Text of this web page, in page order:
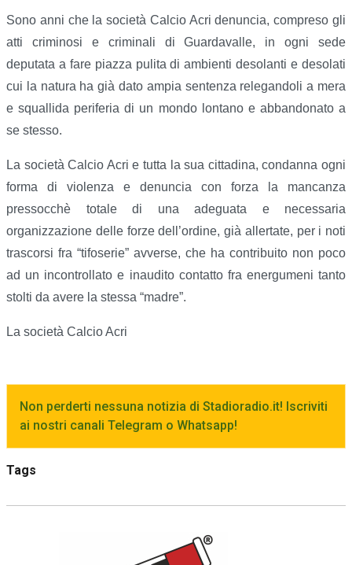
Sono anni che la società Calcio Acri denuncia, compreso gli
atti criminosi e criminali di Guardavalle, in ogni sede
deputata a fare piazza pulita di ambienti desolanti e desolati
cui la natura ha già dato ampia sentenza relegandoli a mera
e squallida periferia di un mondo lontano e abbandonato a
se stesso.
La società Calcio Acri e tutta la sua cittadina, condanna ogni
forma di violenza e denuncia con forza la mancanza
pressocchè totale di una adeguata e necessaria
organizzazione delle forze dell’ordine, già allertate, per i noti
trascorsi fra “tifoserie” avverse, che ha contribuito non poco
ad un incontrollato e inaudito contatto fra energumeni tanto
stolti da avere la stessa “madre”.
La società Calcio Acri
Non perderti nessuna notizia di Stadioradio.it! Iscriviti
ai nostri canali Telegram o Whatsapp!
Tags